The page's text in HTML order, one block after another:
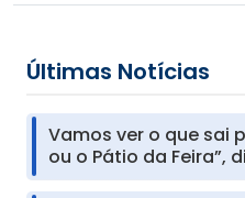
Últimas Notícias
Vamos ver o que sai
ou o Pátio da Feira”,